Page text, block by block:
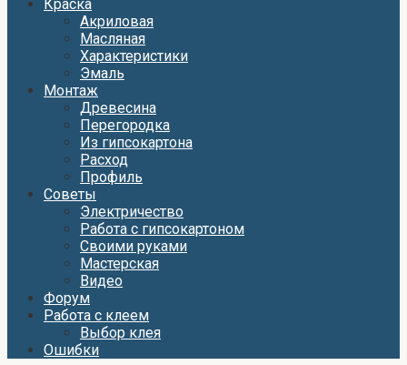
Краска
Акриловая
Масляная
Характеристики
Эмаль
Монтаж
Древесина
Перегородка
Из гипсокартона
Расход
Профиль
Советы
Электричество
Работа с гипсокартоном
Своими руками
Мастерская
Видео
Форум
Работа с клеем
Выбор клея
Ошибки